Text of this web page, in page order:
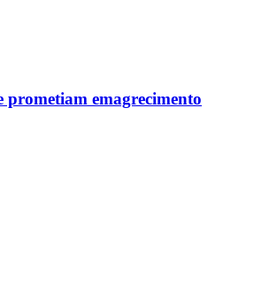
emagrecimento